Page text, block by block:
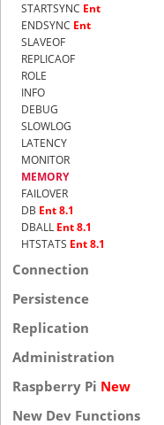
STARTSYNC Ent
ENDSYNC Ent
SLAVEOF
REPLICAOF
ROLE
INFO
DEBUG
SLOWLOG
LATENCY
MONITOR
MEMORY
FAILOVER
DB Ent 8.1
DBALL Ent 8.1
HTSTATS Ent 8.1
Connection
Persistence
Replication
Administration
Raspberry Pi New
New Dev Functions